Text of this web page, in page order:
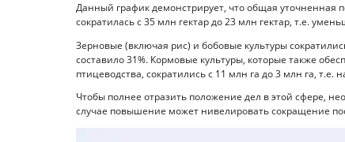
Данный график демонстрирует, что общая уточненная
сократилась с 35 млн гектар до 23 млн гектар, т.е.
Зерновые (включая рис) и бобовые культуры
составило 31%. Кормовые культуры, которые также
птицеводства, сократились с 11 млн га до 3 млн га, т.е.
Чтобы полнее отразить положение дел в этой сфере,
случае повышение может нивелировать сокращение